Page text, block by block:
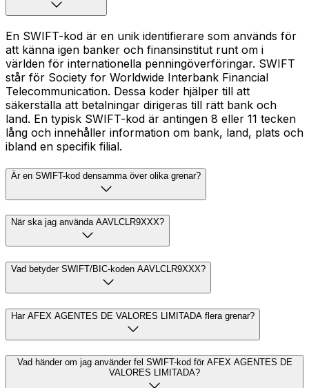
En SWIFT-kod är en unik identifierare som används för
att känna igen banker och finansinstitut runt om i
världen för internationella penningöverföringar. SWIFT
står för Society for Worldwide Interbank Financial
Telecommunication. Dessa koder hjälper till att
säkerställa att betalningar dirigeras till rätt bank och
land. En typisk SWIFT-kod är antingen 8 eller 11 tecken
lång och innehåller information om bank, land, plats och
ibland en specifik filial.
Är en SWIFT-kod densamma över olika grenar?
När ska jag använda AAVLCLR9XXX?
Vad betyder SWIFT/BIC-koden AAVLCLR9XXX?
Har AFEX AGENTES DE VALORES LIMITADA flera grenar?
Vad händer om jag använder fel SWIFT-kod för AFEX AGENTES DE
VALORES LIMITADA?